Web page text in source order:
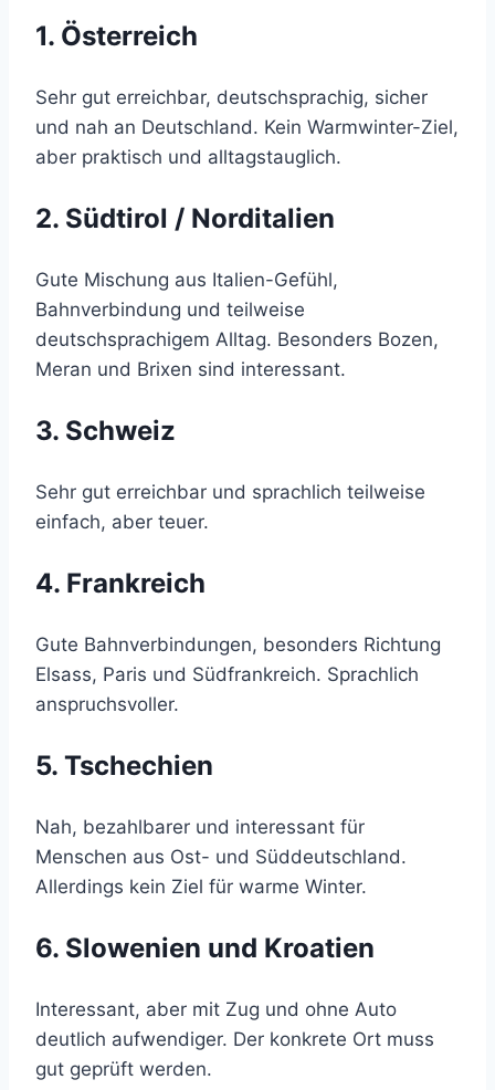
1. Österreich
Sehr gut erreichbar, deutschsprachig, sicher
und nah an Deutschland. Kein Warmwinter-Ziel,
aber praktisch und alltagstauglich.
2. Südtirol / Norditalien
Gute Mischung aus Italien-Gefühl,
Bahnverbindung und teilweise
deutschsprachigem Alltag. Besonders Bozen,
Meran und Brixen sind interessant.
3. Schweiz
Sehr gut erreichbar und sprachlich teilweise
einfach, aber teuer.
4. Frankreich
Gute Bahnverbindungen, besonders Richtung
Elsass, Paris und Südfrankreich. Sprachlich
anspruchsvoller.
5. Tschechien
Nah, bezahlbarer und interessant für
Menschen aus Ost- und Süddeutschland.
Allerdings kein Ziel für warme Winter.
6. Slowenien und Kroatien
Interessant, aber mit Zug und ohne Auto
deutlich aufwendiger. Der konkrete Ort muss
gut geprüft werden.